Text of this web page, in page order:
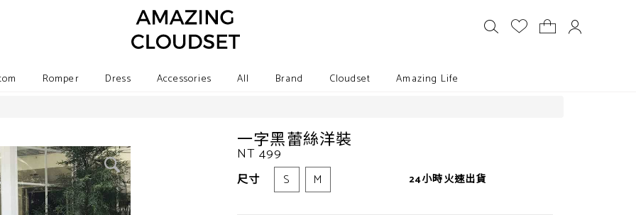
Romper Dress Accessories All Brand Cloudset Amazing Life
一字黑蕾絲洋裝
NT 499
尺寸 S M 24小時火速出貨